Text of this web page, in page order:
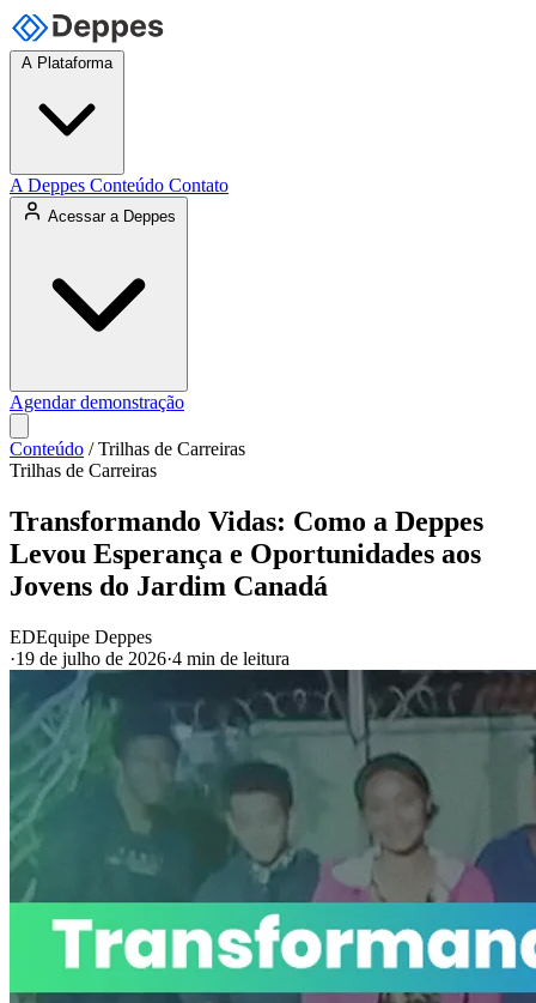
A Plataforma
A Deppes Conteúdo Contato
Agendar demonstração
Conteúdo / Trilhas de Carreiras
Trilhas de Carreiras
Transformando Vidas: Como a Deppes
Levou Esperança e Oportunidades aos
Jovens do Jardim Canadá
EDEquipe Deppes
·19 de julho de 2026·4 min de leitura